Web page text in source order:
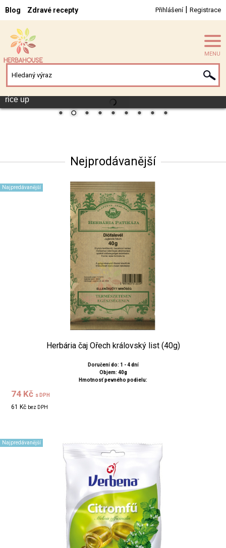
Blog Zdravé recepty Přihlášení| Registrace
MENU
rice up
Nejprodávanější
Najpredávanější
Herbária čaj Ořech královský list (40g)
Doručení do: 1 - 4 dní
Objem: 40g
Hmotnosť pevného podielu:
74 Kč s DPH
61 Kč bez DPH
Najpredávanější